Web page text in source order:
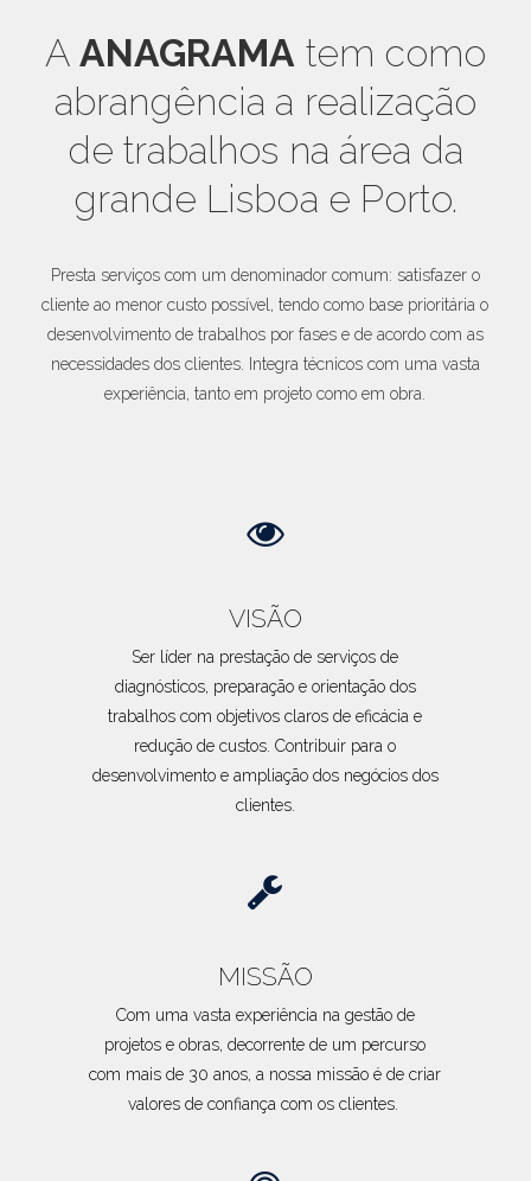
AANAGRAMA tem como
abrangência a realização
de trabalhos na área da
grande Lisboa e Porto.
Presta serviços com um denominador comum: satisfazer o
cliente ao menor custo possível, tendo como base prioritária o
desenvolvimento de trabalhos por fases e de acordo com as
necessidades dos clientes. Integra técnicos com uma vasta
experiência, tanto em projeto como em obra.
VISÃO
Ser líder na prestação de serviços de
diagnósticos, preparação e orientação dos
trabalhos com objetivos claros de eficácia e
redução de custos. Contribuir para o
desenvolvimento e ampliação dos negócios dos
clientes.
MISSÃO
Com uma vasta experiência na gestão de
projetos e obras, decorrente de um percurso
com mais de 30 anos, a nossa missão é de criar
valores de confiança com os clientes.